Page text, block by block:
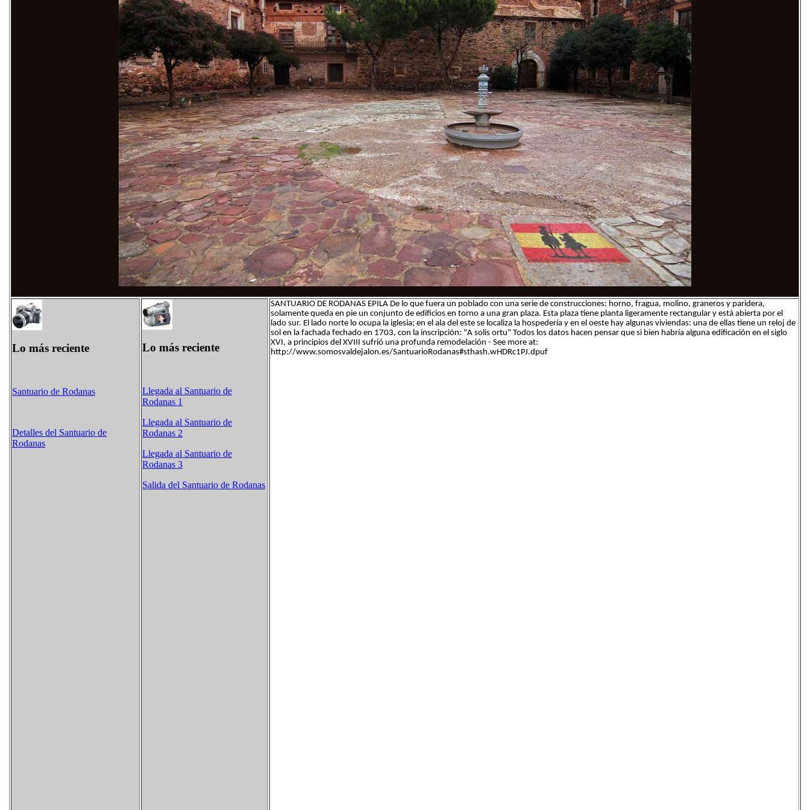
Lo más reciente
Santuario de Rodanas
Detalles del Santuario de
Rodanas
Lo más reciente
Llegada al Santuario de
Rodanas 1
Llegada al Santuario de
Rodanas 2
Llegada al Santuario de
Rodanas 3
Salida del Santuario de Rodanas
SANTUARIO DE RODANAS EPILA De lo que fuera un poblado con una serie de construcciones: horno, fragua, molino, graneros y paridera,
solamente queda en pie un conjunto de edificios en torno a una gran plaza. Esta plaza tiene planta ligeramente rectangular y está abierta por el
lado sur. El lado norte lo ocupa la iglesia; en el ala del este se localiza la hospedería y en el oeste hay algunas viviendas: una de ellas tiene un reloj de
sol en la fachada fechado en 1703, con la inscripción: "A solis ortu" Todos los datos hacen pensar que si bien habría alguna edificación en el siglo
XVI, a principios del XVIII sufrió una profunda remodelación - See more at:
http://www.somosvaldejalon.es/SantuarioRodanas#sthash.wHDRc1PJ.dpuf